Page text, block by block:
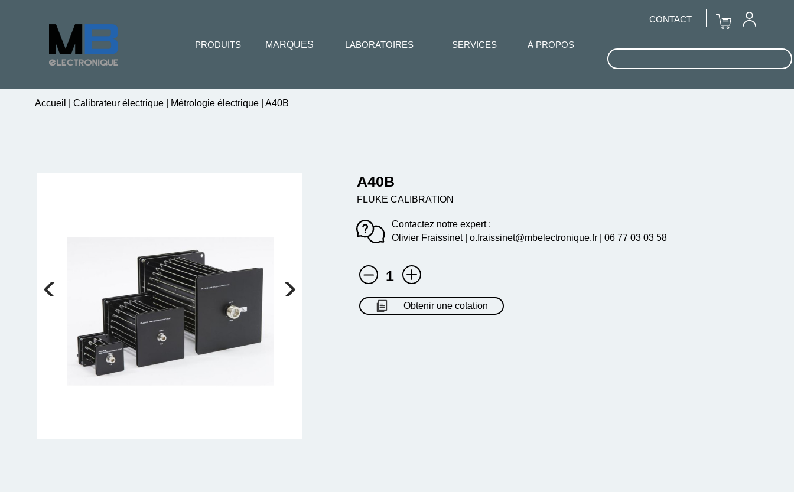
Accueil Calibrateur électrique Métrologie électrique A40B
A40B
FLUKE CALIBRATION
Contactez notre expert :
Olivier Fraissinet | o.fraissinet@mbelectronique.fr | 06 77 03 03 58
1
Obtenir une cotation
CONTACT
PRODUITS MARQUES LABORATOIRES SERVICES À PROPOS